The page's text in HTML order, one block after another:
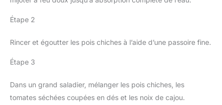
Étape 2
Rincer et égoutter les pois chiches à l’aide d’une passoire fine.
Étape 3
Dans un grand saladier, mélanger les pois chiches, les
tomates séchées coupées en dés et les noix de cajou.